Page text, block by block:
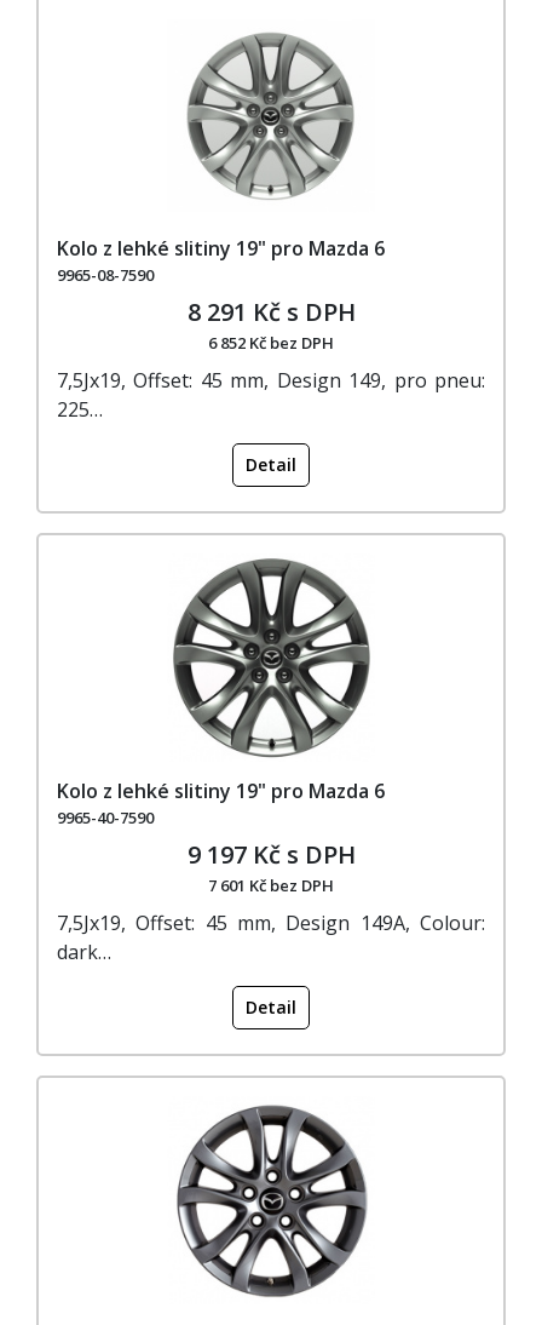
Kolo z lehké slitiny 19" pro Mazda 6
9965-08-7590
8 291 Kč s DPH
6 852 Kč bez DPH
7,5Jx19, Offset: 45 mm, Design 149, pro pneu:
225…
Detail
Kolo z lehké slitiny 19" pro Mazda 6
9965-40-7590
9 197 Kč s DPH
7 601 Kč bez DPH
7,5Jx19, Offset: 45 mm, Design 149A, Colour:
dark…
Detail